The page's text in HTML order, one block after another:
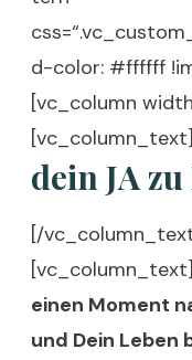
d-color: #ffffff
[vc_column
[vc_column_text]
dein JA
[/
[vc_column_text]
einen Moment
und Dein Leben